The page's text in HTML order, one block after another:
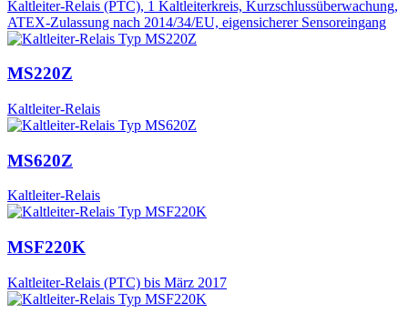
Kaltleiter-Relais (PTC), 1 Kaltleiterkreis, Kurzschlussüberwachung,
ATEX-Zulassung nach 2014/34/EU, eigensicherer Sensoreingang
MS220Z
Kaltleiter-Relais
MS620Z
Kaltleiter-Relais
MSF220K
Kaltleiter-Relais (PTC) bis März 2017